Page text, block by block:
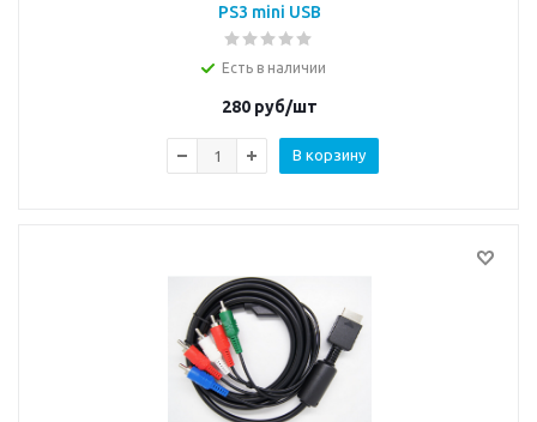
PS3 mini USB
Есть в наличии
280руб/шт
В корзину